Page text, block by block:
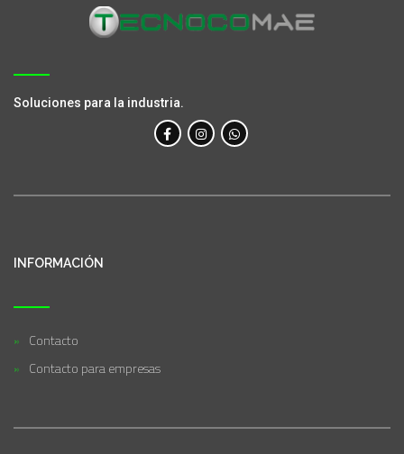
Soluciones para la industria.
INFORMACIÓN
Contacto
Contacto para empresas